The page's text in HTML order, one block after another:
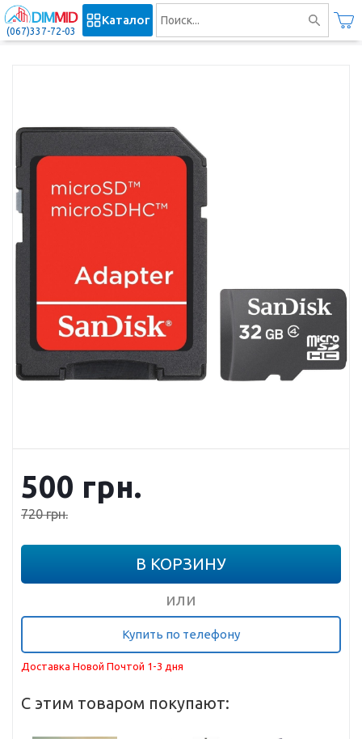
(067)337-72-03
Каталог
500 грн.
720грн.
В КОРЗИНУ
или
Купить по телефону
Доставка Новой Почтой 1-3 дня
С этим товаром покупают: